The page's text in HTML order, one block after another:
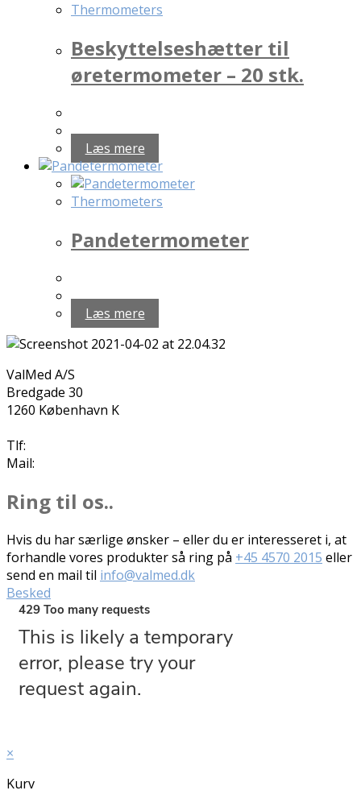
Thermometers
Beskyttelseshætter til
øretermometer – 20 stk.
Læs mere
Thermometers
Pandetermometer
Læs mere
ValMed A/S
Bredgade 30
1260 København K
Tlf:
Mail:
Ring til os..
Hvis du har særlige ønsker – eller du er interesseret i, at
forhandle vores produkter så ring på +45 4570 2015 eller
send en mail til info@valmed.dk
Besked
×
Kurv